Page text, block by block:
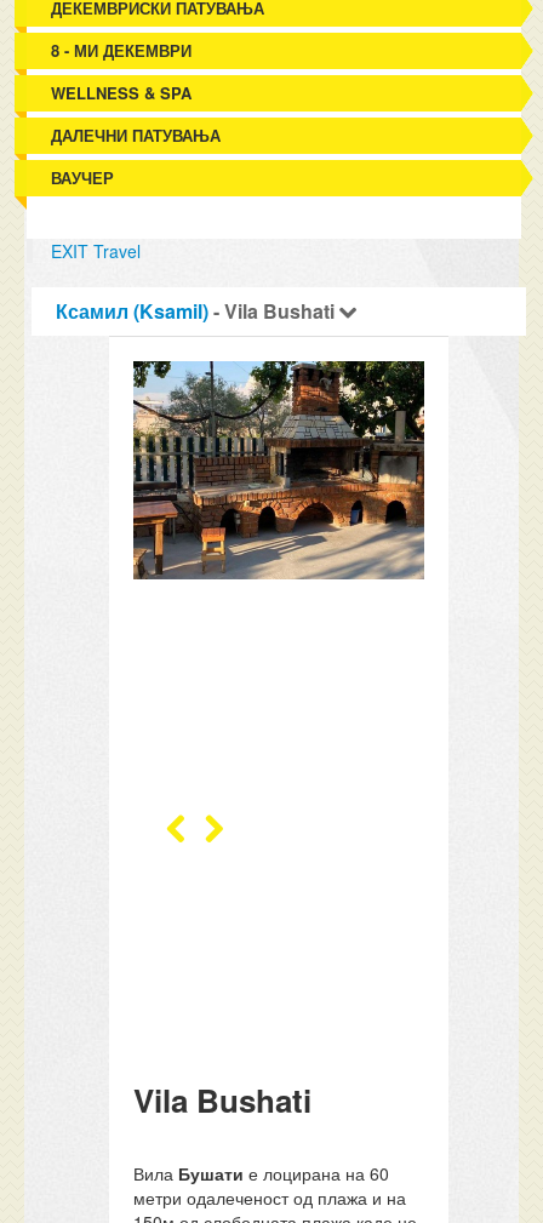
ДЕКЕМВРИСКИ ПАТУВАЊА
8 - МИ ДЕКЕМВРИ
WELLNESS & SPA
ДАЛЕЧНИ ПАТУВАЊА
ВАУЧЕР
EXIT Travel
Ксамил (Ksamil)- Vila Bushati
Vila Bushati
Вила Бушати е лоцирана на 60
метри одалеченост од плажа и на